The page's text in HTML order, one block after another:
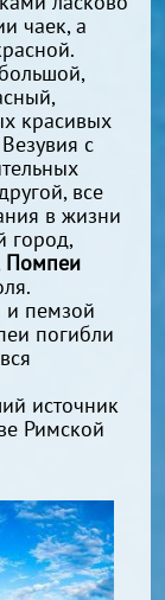
чаек, а
красивых
с
все
в жизни
город,
Помпеи
и пемзой
погибли
источник
Римской